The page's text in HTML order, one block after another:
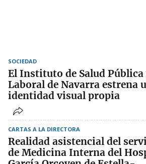
SOCIEDAD
El Instituto de Salud Pública
Laboral de Navarra estrena
identidad visual propia
CARTAS A LA DIRECTORA
Realidad asistencial del
de Medicina Interna del